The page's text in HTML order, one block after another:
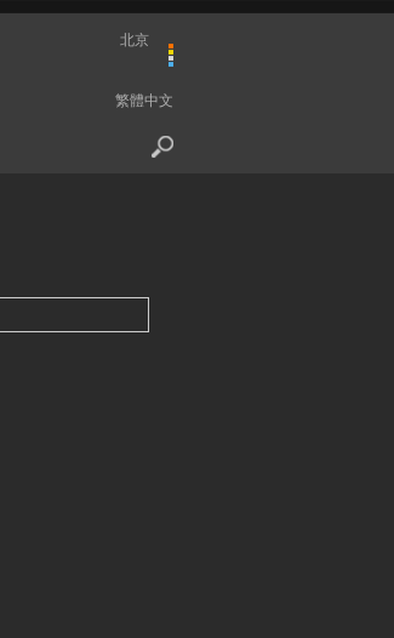
北京
繁體中文